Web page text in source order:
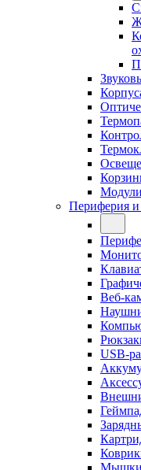
Периферия и
Веб-
USB-
Мышки